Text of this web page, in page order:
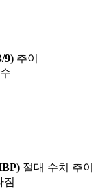
9) 추이
절대 수치 추이
짐